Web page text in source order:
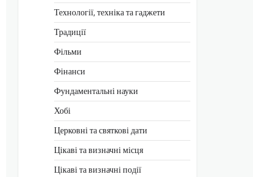
Технології, техніка та гаджети
Традиції
Фільми
Фінанси
Фундаментальні науки
Хобі
Церковні та святкові дати
Цікаві та визначні місця
Цікаві та визначні події